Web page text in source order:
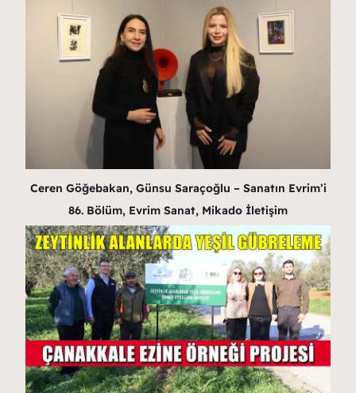
Ceren Göğebakan, Günsu Saraçoğlu – Sanatın Evrim’i
86. Bölüm, Evrim Sanat, Mikado İletişim